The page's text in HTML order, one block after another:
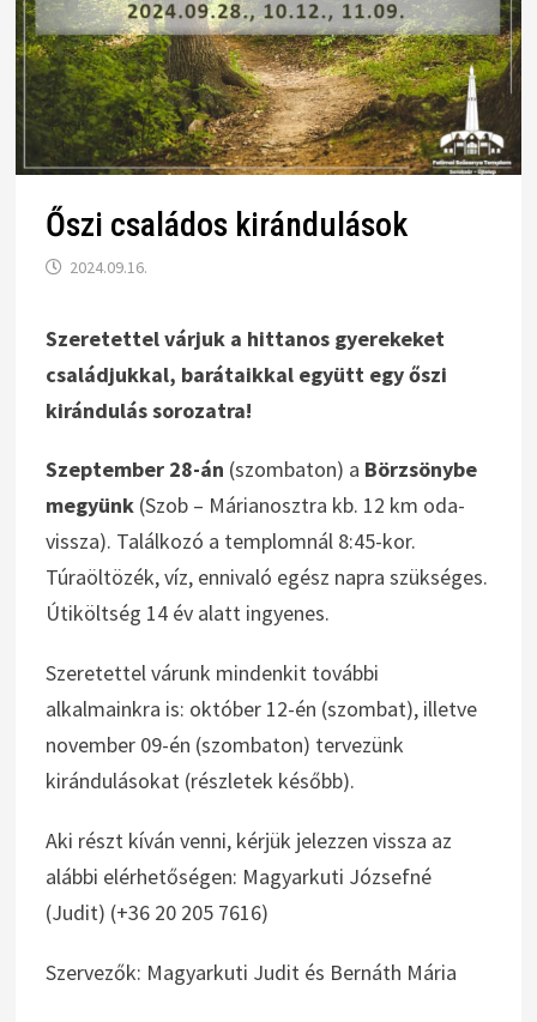
Őszi családos kirándulások
2024.09.16.
Szeretettel várjuk a hittanos gyerekeket
családjukkal, barátaikkal együtt egy őszi
kirándulás sorozatra!
Szeptember 28-án (szombaton) a Börzsönybe
megyünk(Szob – Márianosztra kb. 12 km oda-
vissza). Találkozó a templomnál 8:45-kor.
Túraöltözék, víz, ennivaló egész napra szükséges.
Útiköltség 14 év alatt ingyenes.
Szeretettel várunk mindenkit további
alkalmainkra is: október 12-én (szombat), illetve
november 09-én (szombaton) tervezünk
kirándulásokat (részletek később).
Aki részt kíván venni, kérjük jelezzen vissza az
alábbi elérhetőségen: Magyarkuti Józsefné
(Judit) (+36 20 205 7616)
Szervezők: Magyarkuti Judit és Bernáth Mária